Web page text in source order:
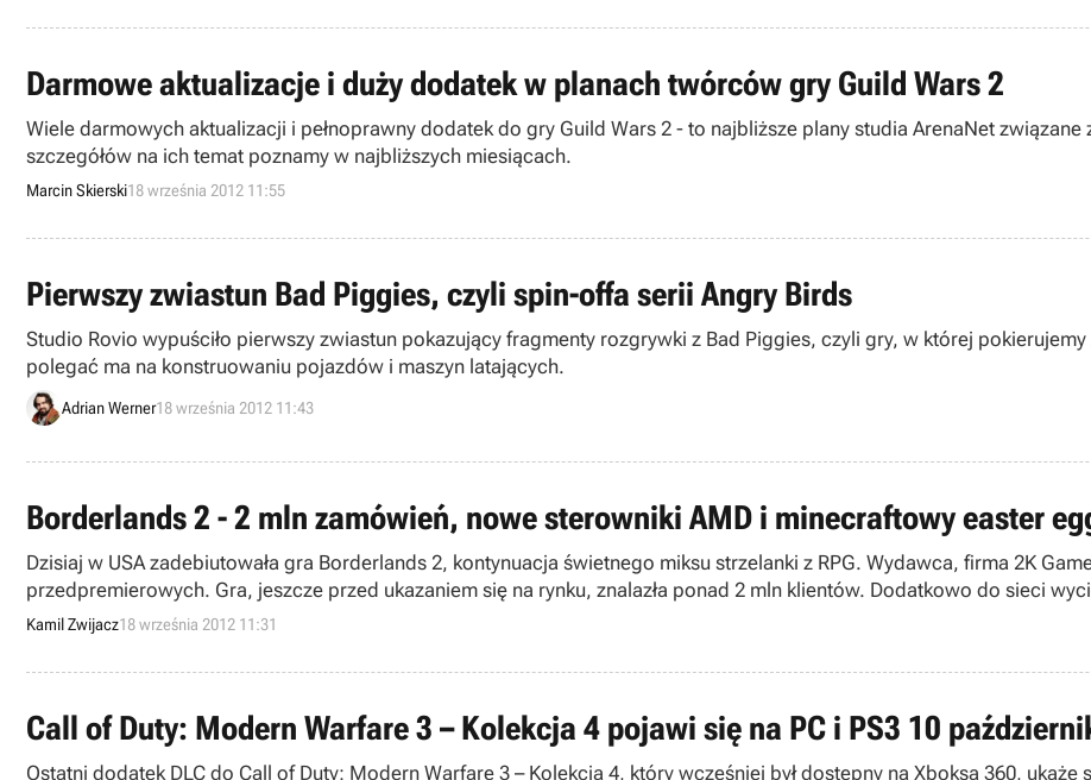
Darmowe aktualizacje i duży dodatek w planach twórców gry Guild Wars 2
Wiele darmowych aktualizacji i pełnoprawny dodatek do gry Guild Wars 2 - to najbliższe plany studia ArenaNet
szczegółów na ich temat poznamy w najbliższych miesiącach.
Marcin Skierski18 września 2012 11:55
Pierwszy zwiastun Bad Piggies, czyli spin-offa serii Angry Birds
Studio Rovio wypuściło pierwszy zwiastun pokazujący fragmenty rozgrywki z Bad Piggies, czyli gry, w której
polegać ma na konstruowaniu pojazdów i maszyn latających.
Adrian Werner18 września 2012 11:43
Borderlands 2 - 2 mln zamówień, nowe sterowniki AMD i minecraftowy easter
Dzisiaj w USA zadebiutowała gra Borderlands 2, kontynuacja świetnego miksu strzelanki z RPG. Wydawca, firma 2K
przedpremierowych. Gra, jeszcze przed ukazaniem się na rynku, znalazła ponad 2 mln klientów. Dodatkowo do sieci
Minecraftem.
Kamil Zwijacz18 września 2012 11:31
Call of Duty: Modern Warfare 3 – Kolekcja 4 pojawi się na PC i PS3 10
Ostatni dodatek DLC do Call of Duty: Modern Warfare 3 – Kolekcja 4, który wcześniej był dostępny na Xboksa 360, ukaże